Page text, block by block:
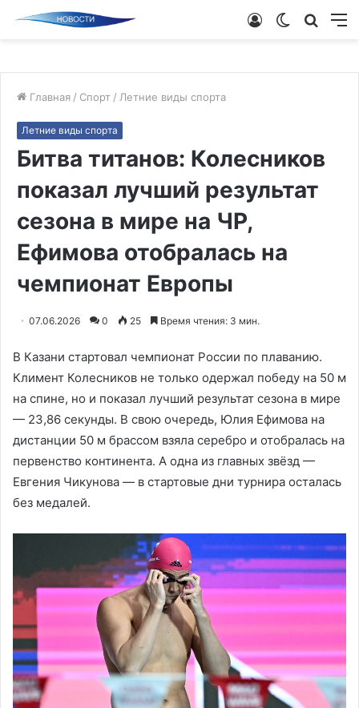
Поиск
Switch
Войти
Главная / Спорт / Летние виды спорта
Летние виды спорта
Битва титанов: Колесников
показал лучший результат
сезона в мире на ЧР,
Ефимова отобралась на
чемпионат Европы
07.06.2026 0 25 Время чтения: 3 мин.
В Казани стартовал чемпионат России по плаванию.
Климент Колесников не только одержал победу на 50 м
на спине, но и показал лучший результат сезона в мире
— 23,86 секунды. В свою очередь, Юлия Ефимова на
дистанции 50 м брассом взяла серебро и отобралась на
первенство континента. А одна из главных звёзд —
Евгения Чикунова — в стартовые дни турнира осталась
без медалей.